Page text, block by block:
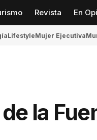
Revista En
LifestyleMujer Ejecutiva
la